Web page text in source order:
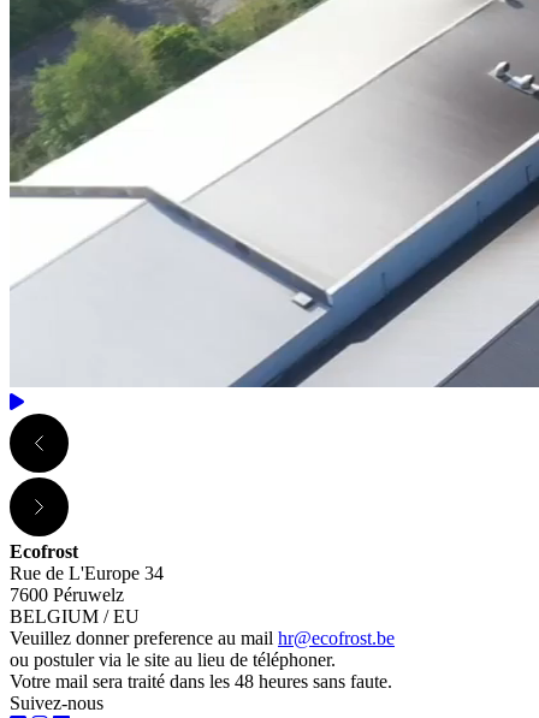
Ecofrost
Rue de L'Europe 34
7600 Péruwelz
BELGIUM / EU
Veuillez donner preference au mail hr@ecofrost.be
ou postuler via le site au lieu de téléphoner.
Votre mail sera traité dans les 48 heures sans faute.
Suivez-nous